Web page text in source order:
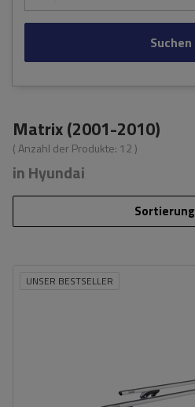
Suchen
Matrix (2001-2010)
( Anzahl der Produkte: 12 )
in Hyundai
Sortierung
UNSER BESTSELLER